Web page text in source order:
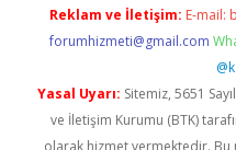
Reklam ve İletişim: E-mail:
forumhizmeti@gmail.com
Yasal Uyarı: Sitemiz, 5651
ve İletişim Kurumu (BTK)
olarak hizmet vermektedir.